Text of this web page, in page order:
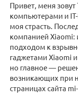
Привет, меня зовут
компьютерами и
моя страсть.
компанией Xiaomi:
подходом к
гаджетами Xiaomi
но главное —
возникающих при
страницах сайта